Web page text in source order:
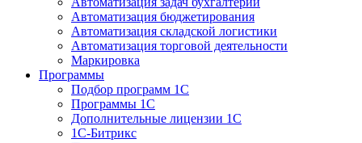
Автоматизация бюджетирования
Автоматизация складской логистики
Автоматизация торговой деятельности
Маркировка
Программы
Подбор программ 1С
Программы 1С
Дополнительные лицензии 1С
1С-Битрикс